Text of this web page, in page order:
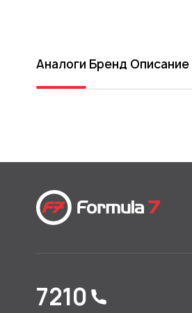
Аналоги Бренд Описание
7210